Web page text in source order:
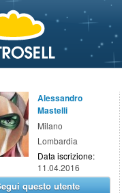
Alessandro
Mastelli
Milano
Lombardia
Data iscrizione:
11.04.2016
questo utente